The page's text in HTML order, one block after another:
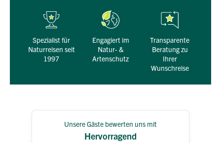
Spezialist für
Naturreisen seit
1997
engagiert im
Natur- &
Artenschutz
transparente
Beratung zu
Ihrer
Wunschreise
Unsere Gäste bewerten uns mit
Hervorragend